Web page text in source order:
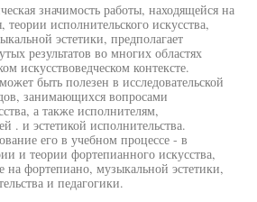
значимость работы, находящейся на
исполнительского искусства,
эстетики, предполагает
результатов во многих областях
искусствоведческом контексте.
быть полезен в исследовательской
занимающихся вопросами
а также исполнителям,
. и эстетикой исполнительства.
его в учебном процессе - в
и теории фортепианного искусства,
на фортепиано, музыкальной эстетики,
и педагогики.